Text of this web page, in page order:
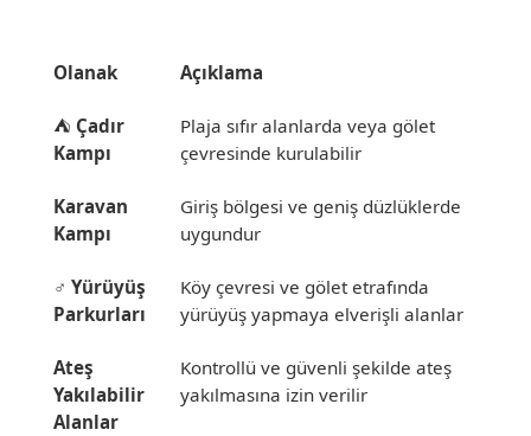
Olanak Açıklama
⛺ Çadır
Kampı
Plaja sıfır alanlarda veya gölet
çevresinde kurulabilir
Karavan
Kampı
Giriş bölgesi ve geniş düzlüklerde
uygundur
‍♂️ Yürüyüş
Parkurları
Köy çevresi ve gölet etrafında
yürüyüş yapmaya elverişli alanlar
Ateş
Yakılabilir
Alanlar
Kontrollü ve güvenli şekilde ateş
yakılmasına izin verilir